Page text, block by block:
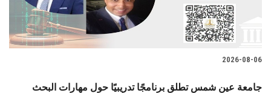
2026-08-06
جامعة عين شمس تطلق برنامجًا تدريبيًا حول مهارات البحث